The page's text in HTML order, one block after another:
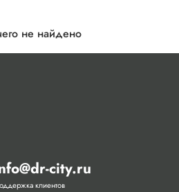
не найдено
city.ru
клиентов